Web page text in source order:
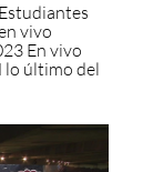
vivo
En vivo
lo último del